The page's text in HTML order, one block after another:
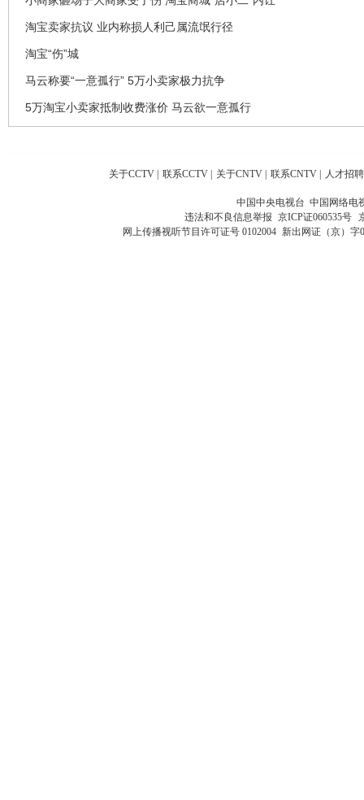
淘宝卖家抗议 业内称损人利己属流氓行径
淘宝“伤”城
马云称要“一意孤行” 5万小卖家极力抗争
5万淘宝小卖家抵制收费涨价 马云欲一意孤行
关于CCTV | 联系CCTV | 关于CNTV | 联系CNTV | 人才招聘
中国中央电视台 中国网络电
违法和不良信息举报 京ICP证060535号
网上传播视听节目许可证号 0102004 新出网证（京）